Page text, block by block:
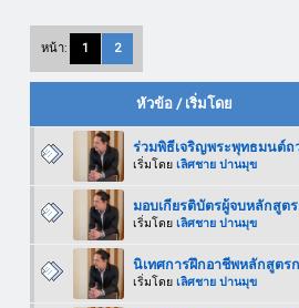
หน้า: 1 2
หัวข้อ / เริ่มโดย
ร่วมพิธีเจริญพระพุทธมนต์ถ
เริ่มโดย เลิศชาย ปานมุข
มอบเกียรติบัตรผู้จบหลักสูตร
เริ่มโดย เลิศชาย ปานมุข
นิเทศการฝึกอาชีพหลักสูตรก
เริ่มโดย เลิศชาย ปานมุข